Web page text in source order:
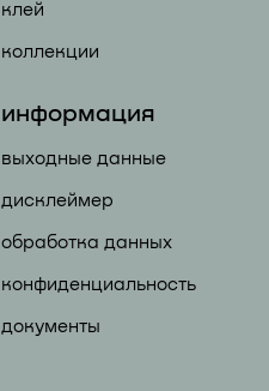
клей
коллекции
информация
выходные данные
дисклеймер
обработка данных
конфиденциальность
документы